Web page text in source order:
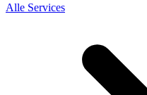
Alle Services